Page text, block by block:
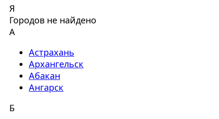
Я
Городов не найдено
А
Астрахань
Архангельск
Абакан
Ангарск
Б